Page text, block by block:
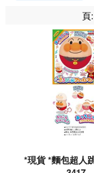
頁:
*現貨 *麵包超人